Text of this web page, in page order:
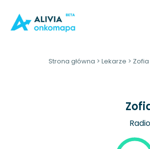
Strona główna > Lekarze > Zofia